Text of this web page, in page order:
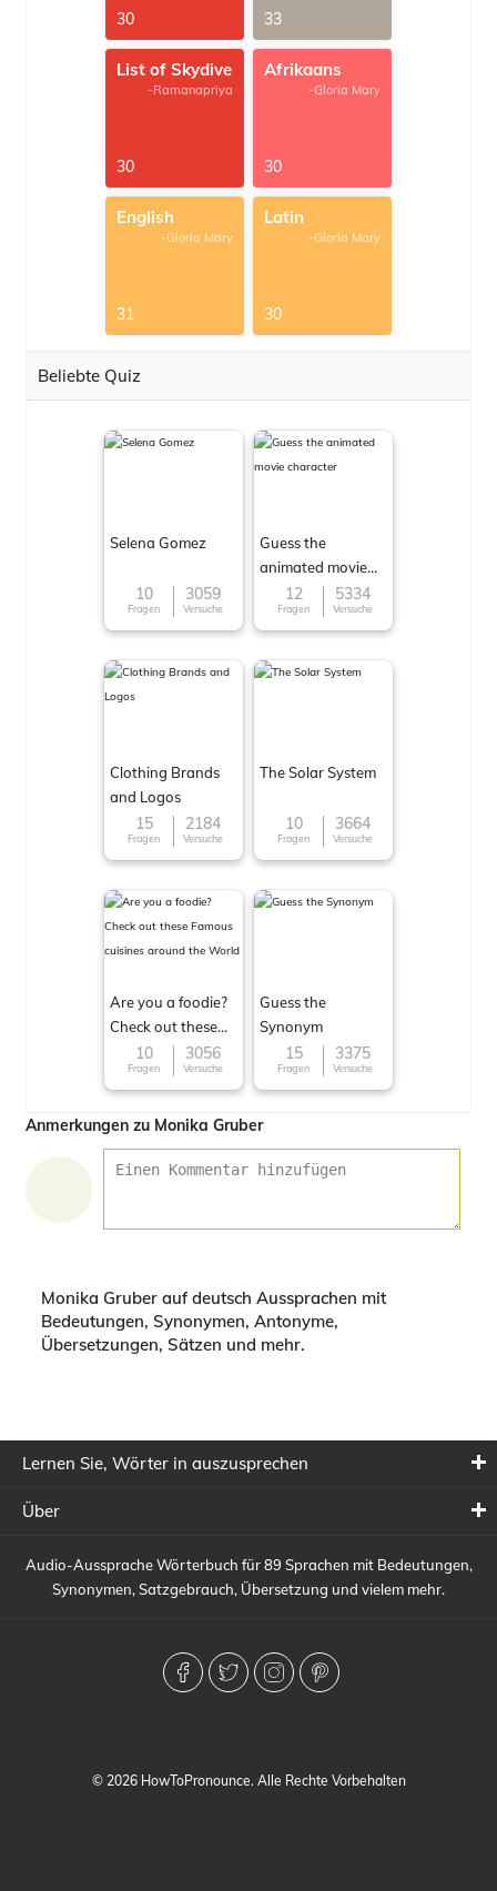
30 33
List of Skydive
-Ramanapriya
30
Afrikaans
-Gloria Mary
30
English
-Gloria Mary
31
Latin
-Gloria Mary
30
Beliebte Quiz
Selena Gomez
10
Fragen
3059
Versuche
Guess the
animated movie
character
12
Fragen
5334
Versuche
Clothing Brands
and Logos
15
Fragen
2184
Versuche
The Solar System
10
Fragen
3664
Versuche
Are you a foodie?
Check out these
Famous cuisines
around the World
10
Fragen
3056
Versuche
Guess the
Synonym
15
Fragen
3375
Versuche
Anmerkungen zu Monika Gruber
Monika Gruber auf deutsch Aussprachen mit
Bedeutungen, Synonymen, Antonyme,
Übersetzungen, Sätzen und mehr.
Lernen Sie, Wörter in auszusprechen
Über
Audio-Aussprache Wörterbuch für 89 Sprachen mit Bedeutungen,
Synonymen, Satzgebrauch, Übersetzung und vielem mehr.
© 2026 HowToPronounce. Alle Rechte Vorbehalten